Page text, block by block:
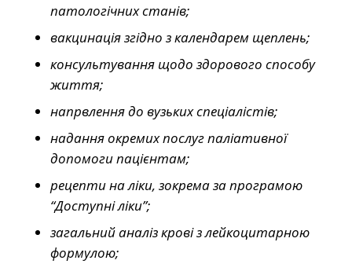
патологічних станів;
вакцинація згідно з календарем щеплень;
консультування щодо здорового способу
життя;
напрвлення до вузьких спеціалістів;
надання окремих послуг паліативної
допомоги пацієнтам;
рецепти на ліки, зокрема за програмою
“Доступні ліки”;
загальний аналіз крові з лейкоцитарною
формулою;